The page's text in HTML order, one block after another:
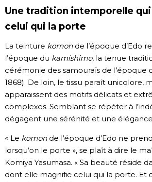
Une tradition intemporelle
celui qui la porte
La teinture komonde l’époque d’Edo
l’époque du kamishimo, la tenue
cérémonie des samouraïs de l’époque
1868). De loin, le tissu paraît unicolore,
apparaissent des motifs délicats et
complexes. Semblant se répéter à
dégagent une sérénité et une
« Le komonde l’époque d’Edo ne
lorsqu’on le porte », se plaît à dire le
Komiya Yasumasa. « Sa beauté réside
dont elle magnifie celui qui la porte. Et